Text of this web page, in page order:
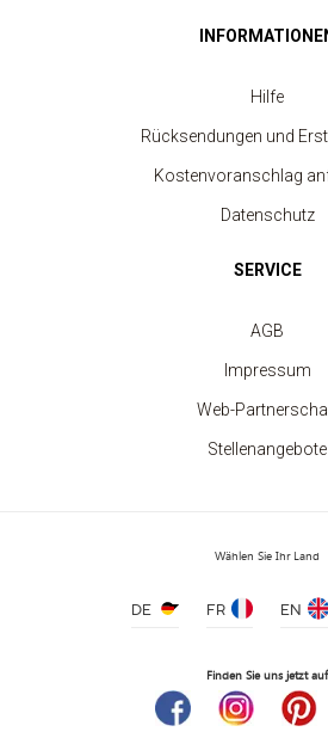
Besticktes Mikrofaser-
Hilfe
Rücksendungen und
Kostenvoranschlag
Datenschutz
SERVICE
AGB
Impressum
Web-
Stellenangebote
Wählen Sie Ihr Land
DE FR EN
Finden Sie uns jetzt auf